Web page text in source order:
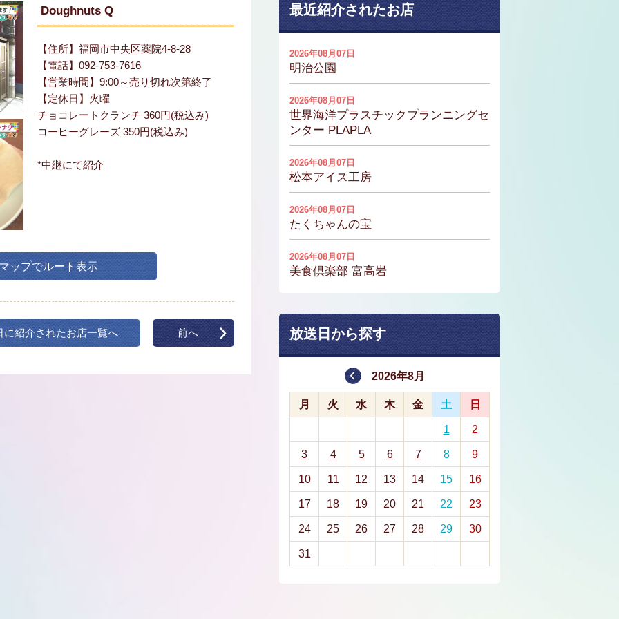
Doughnuts Q
【住所】福岡市中央区薬院4-8-28
【電話】092-753-7616
【営業時間】9:00～売り切れ次第終了
【定休日】火曜
チョコレートクランチ 360円(税込み)
コーヒーグレーズ 350円(税込み)
*中継にて紹介
ップでルート表示
に紹介されたお店一覧へ 前へ
最近紹介されたお店
2026年08月07日
明治公園
2026年08月07日
世界海洋プラスチックプランニングセ
ンター PLAPLA
2026年08月07日
松本アイス工房
2026年08月07日
たくちゃんの宝
2026年08月07日
美食倶楽部 富高岩
放送日から探す
2026年8月
月 火 水 木 金 土 日
1 2
3 4 5 6 7 8 9
10 11 12 13 14 15 16
17 18 19 20 21 22 23
24 25 26 27 28 29 30
31